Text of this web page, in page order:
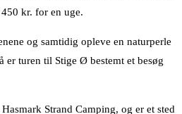
kr. for en uge.
og samtidig opleve en naturperle
er turen til Stige Ø bestemt et besøg
Strand Camping, og er et sted